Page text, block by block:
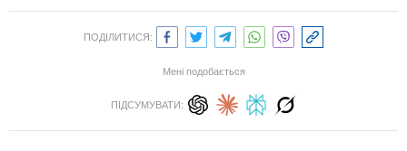
ПОДІЛИТИСЯ:
Мені подобається
ПІДСУМУВАТИ: